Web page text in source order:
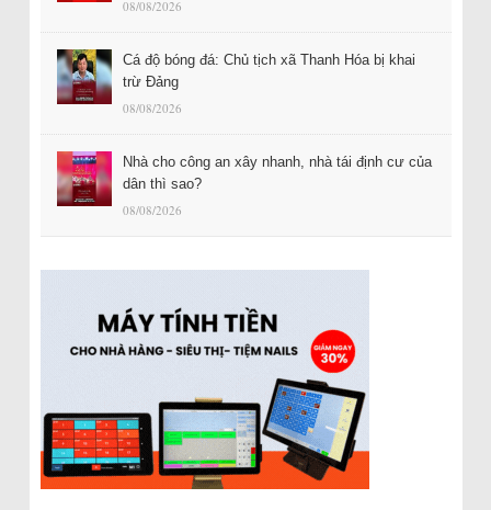
08/08/2026
Cá độ bóng đá: Chủ tịch xã Thanh Hóa bị khai
trừ Đảng
08/08/2026
Nhà cho công an xây nhanh, nhà tái định cư của
dân thì sao?
08/08/2026